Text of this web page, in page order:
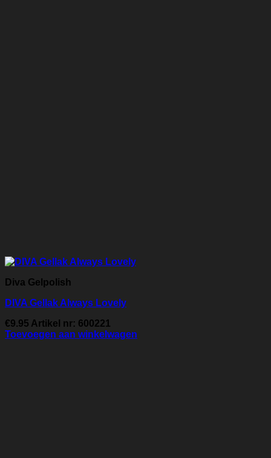
Diva Gelpolish
DIVA Gellak Always Lovely
€9.95 Artikel nr: 600221
Toevoegen aan winkelwagen